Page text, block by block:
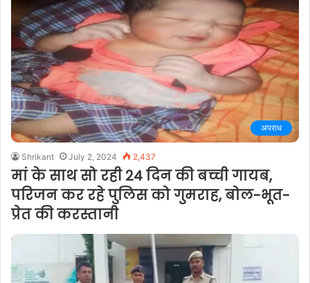
अपराध
Shrikant July 2, 2024 2,437
मां के साथ सो रही 24 दिन की बच्ची गायब,
परिजन कर रहे पुलिस को गुमराह, बोल-भूत-
प्रेत की करस्तानी